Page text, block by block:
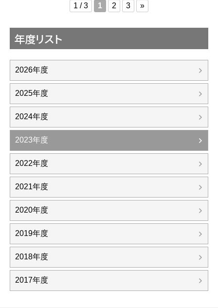
1 / 3 1 2 3 »
年度リスト
2026年度
2025年度
2024年度
2023年度
2022年度
2021年度
2020年度
2019年度
2018年度
2017年度